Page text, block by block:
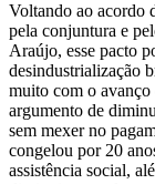
Voltando ao acordo
pela conjuntura e
Araújo, esse pacto
desindustrialização
muito com o avanço
argumento de
sem mexer no
congelou por 20
assistência social,